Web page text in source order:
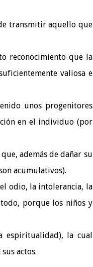
transmitir aquello que
reconocimiento que la
valiosa e
unos progenitores
en el individuo (por
además de dañar su
acumulativos).
odio, la intolerancia, la
porque los niños y
espiritualidad), la cual
actos.